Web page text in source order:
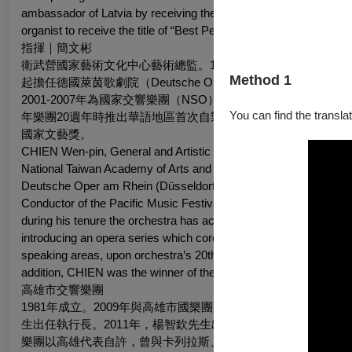
Method 1
You can find the
ambassador of Latvia by receiving the “Excellence Award in
organist to receive the title of “Best Performing Artist” award at
指揮｜簡文彬
衛武營國家藝術文化中心藝術總監。1967年生，國立藝專（今
起擔任德國萊茵歌劇院（Deutsche Oper am Rhein）駐院指揮
2001-2007年為國家交響樂團（NSO）音樂總監，在其任內推
年樂團20週年時推出華語地區首次自製之華格納《尼貝龍指環
國家文藝獎。
CHIEN Wen-pin, General and Artistic Director of the National
National Taiwan Academy of Arts and awarded a Master’s
Deutsche Oper am Rhein (Düsseldorf/Duisburg, Germany) in
Conductor of the Pacific Music Festival (Sapporo, Japan).
during his tenure the orchestra has achieved several
introducing an opera series which coroneted with the first
speaking areas, upon orchestra’s 20th anniversary in 2006.
addition, CHIEN was the winner of the National Award for Arts in
高雄市交響樂團
1981年成立。2009年與高雄市國樂團整併為「財團法人高雄市
生出任執行長。2011年，楊智欽先生出任駐團指揮。現任董事
樂團以高雄代表自許，曾與卡列拉斯、海莉、布赫賓德、列賓